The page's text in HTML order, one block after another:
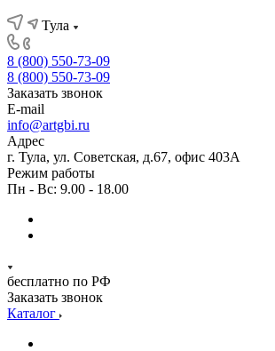
Тула
8 (800) 550-73-09
8 (800) 550-73-09
Заказать звонок
E-mail
info@artgbi.ru
Адрес
г. Тула, ул. Советская, д.67, офис 403А
Режим работы
Пн - Вс: 9.00 - 18.00
бесплатно по РФ
Заказать звонок
Каталог